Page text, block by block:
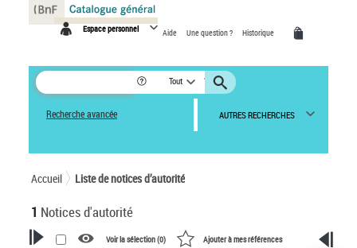
Espace personnel Aide Une question ? Historique
Tout
Recherche avancée AUTRES RECHERCHES
Accueil Liste de notices d’autorité
1 Notices d'autorité
Voir la sélection (0) Ajouter à mes références
Panneau de gestion des cookies